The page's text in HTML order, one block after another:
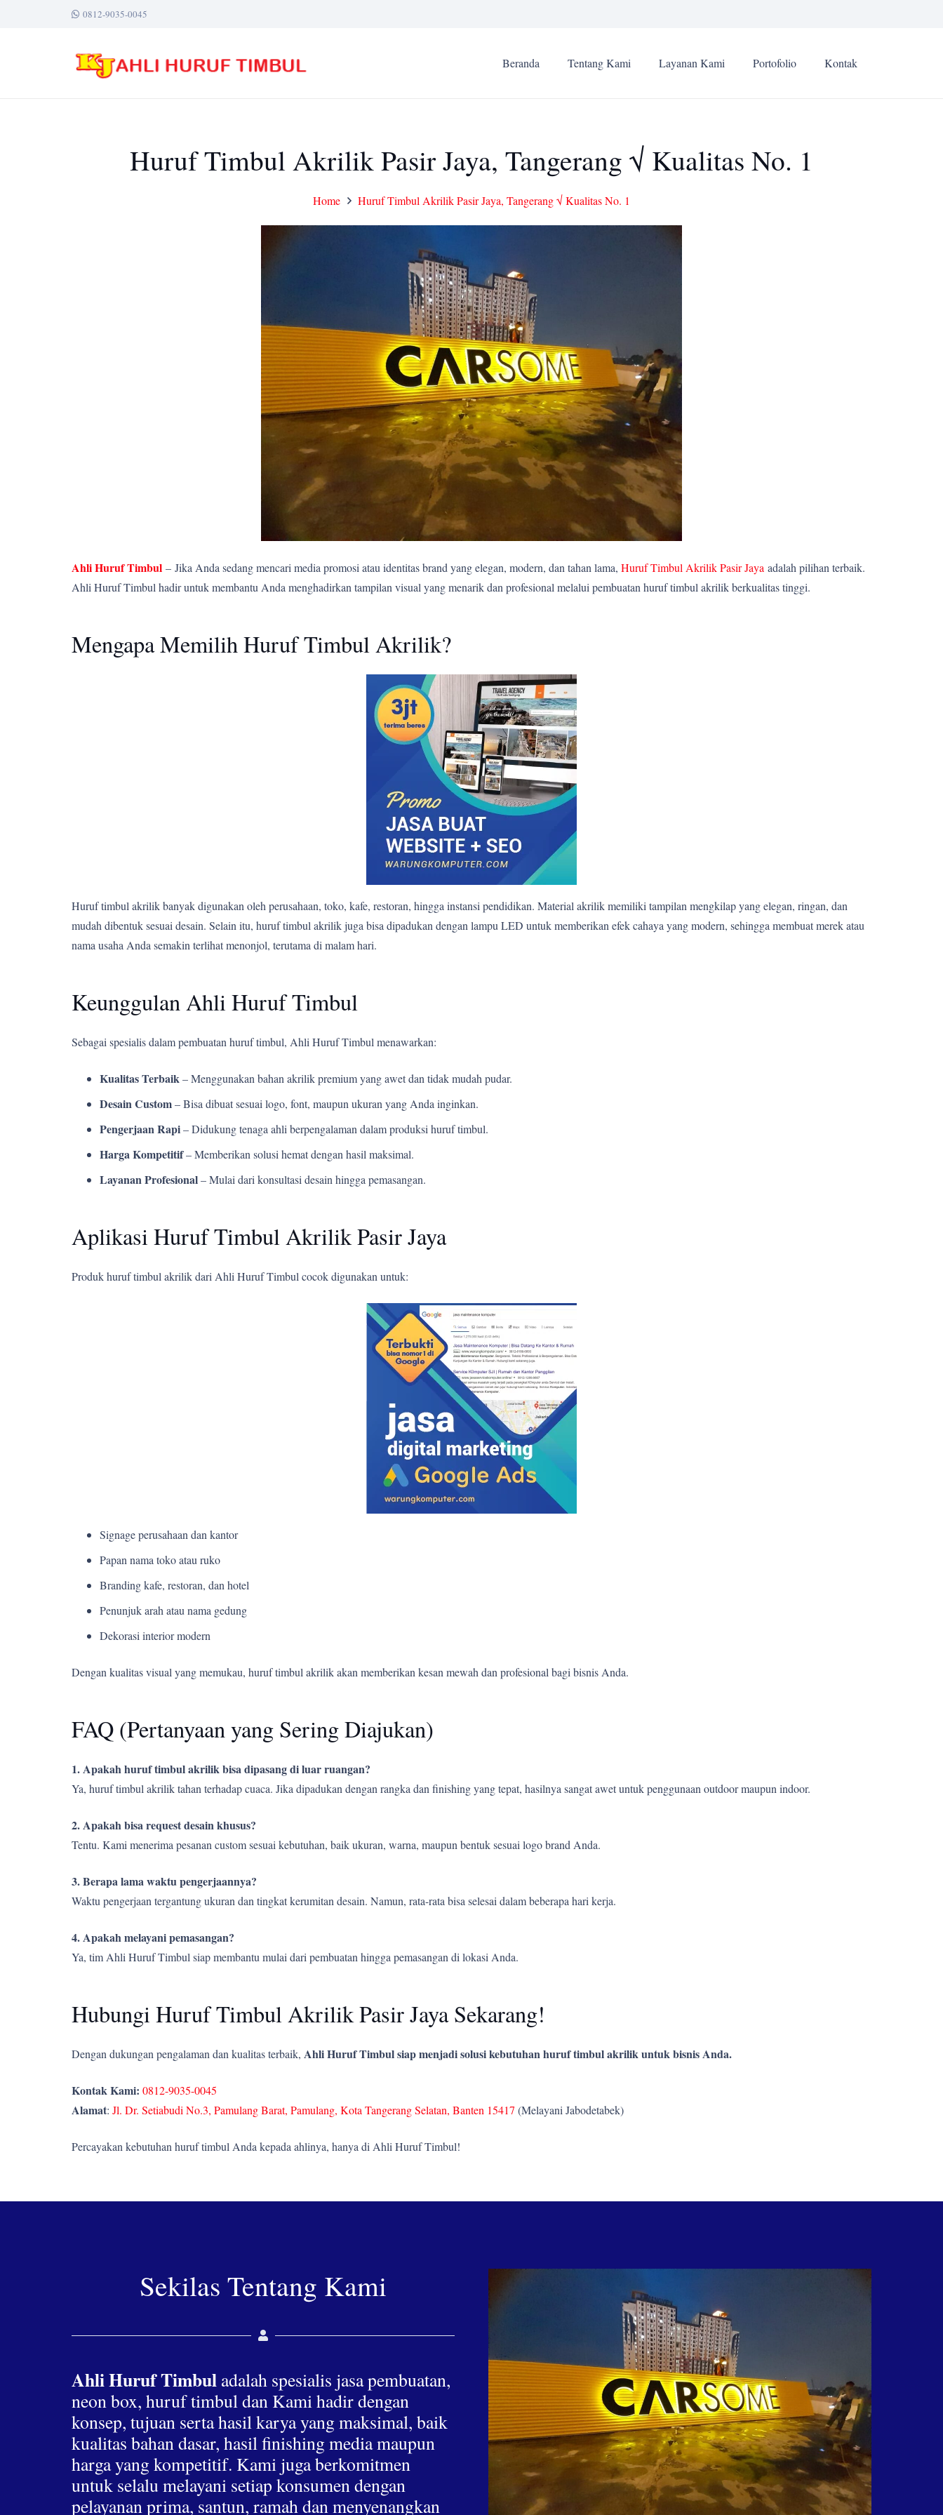
0812-9035-0045
Beranda Tentang Kami Layanan Kami Portofolio Kontak
Huruf Timbul Akrilik Pasir Jaya, Tangerang √ Kualitas No. 1
Home Huruf Timbul Akrilik Pasir Jaya, Tangerang √ Kualitas No. 1
Ahli Huruf Timbul – Jika Anda sedang mencari media promosi atau identitas brand yang elegan, modern, dan tahan lama, Huruf Timbul Akrilik Pasir Jaya adalah pilihan terbaik.
Ahli Huruf Timbul hadir untuk membantu Anda menghadirkan tampilan visual yang menarik dan profesional melalui pembuatan huruf timbul akrilik berkualitas tinggi.
Mengapa Memilih Huruf Timbul Akrilik?
Huruf timbul akrilik banyak digunakan oleh perusahaan, toko, kafe, restoran, hingga instansi pendidikan. Material akrilik memiliki tampilan mengkilap yang elegan, ringan, dan
mudah dibentuk sesuai desain. Selain itu, huruf timbul akrilik juga bisa dipadukan dengan lampu LED untuk memberikan efek cahaya yang modern, sehingga membuat merek atau
nama usaha Anda semakin terlihat menonjol, terutama di malam hari.
Keunggulan Ahli Huruf Timbul
Sebagai spesialis dalam pembuatan huruf timbul, Ahli Huruf Timbul menawarkan:
Kualitas Terbaik– Menggunakan bahan akrilik premium yang awet dan tidak mudah pudar.
Desain Custom– Bisa dibuat sesuai logo, font, maupun ukuran yang Anda inginkan.
Pengerjaan Rapi– Didukung tenaga ahli berpengalaman dalam produksi huruf timbul.
Harga Kompetitif– Memberikan solusi hemat dengan hasil maksimal.
Layanan Profesional– Mulai dari konsultasi desain hingga pemasangan.
Aplikasi Huruf Timbul Akrilik Pasir Jaya
Produk huruf timbul akrilik dari Ahli Huruf Timbul cocok digunakan untuk:
Signage perusahaan dan kantor
Papan nama toko atau ruko
Branding kafe, restoran, dan hotel
Penunjuk arah atau nama gedung
Dekorasi interior modern
Dengan kualitas visual yang memukau, huruf timbul akrilik akan memberikan kesan mewah dan profesional bagi bisnis Anda.
FAQ (Pertanyaan yang Sering Diajukan)
1. Apakah huruf timbul akrilik bisa dipasang di luar ruangan?
Ya, huruf timbul akrilik tahan terhadap cuaca. Jika dipadukan dengan rangka dan finishing yang tepat, hasilnya sangat awet untuk penggunaan outdoor maupun indoor.
2. Apakah bisa request desain khusus?
Tentu. Kami menerima pesanan custom sesuai kebutuhan, baik ukuran, warna, maupun bentuk sesuai logo brand Anda.
3. Berapa lama waktu pengerjaannya?
Waktu pengerjaan tergantung ukuran dan tingkat kerumitan desain. Namun, rata-rata bisa selesai dalam beberapa hari kerja.
4. Apakah melayani pemasangan?
Ya, tim Ahli Huruf Timbul siap membantu mulai dari pembuatan hingga pemasangan di lokasi Anda.
Hubungi Huruf Timbul Akrilik Pasir Jaya Sekarang!
Dengan dukungan pengalaman dan kualitas terbaik, Ahli Huruf Timbul siap menjadi solusi kebutuhan huruf timbul akrilik untuk bisnis Anda.
Kontak Kami: 0812-9035-0045
Alamat: Jl. Dr. Setiabudi No.3, Pamulang Barat, Pamulang, Kota Tangerang Selatan, Banten 15417 (Melayani Jabodetabek)
Percayakan kebutuhan huruf timbul Anda kepada ahlinya, hanya di Ahli Huruf Timbul!
Sekilas Tentang Kami
Ahli Huruf Timbul adalah spesialis jasa pembuatan,
neon box, huruf timbul dan Kami hadir dengan
konsep, tujuan serta hasil karya yang maksimal, baik
kualitas bahan dasar, hasil finishing media maupun
harga yang kompetitif. Kami juga berkomitmen
untuk selalu melayani setiap konsumen dengan
pelayanan prima, santun, ramah dan menyenangkan